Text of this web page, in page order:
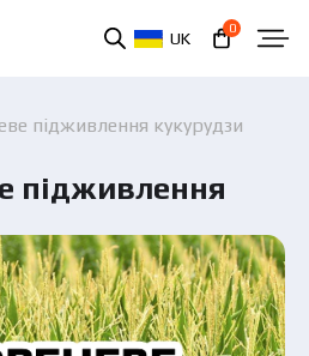
UK
0
підживлення кукурудзи
підживлення